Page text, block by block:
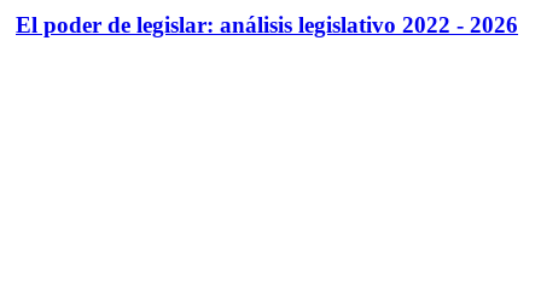
El poder de legislar: análisis legislativo 2022 - 2026